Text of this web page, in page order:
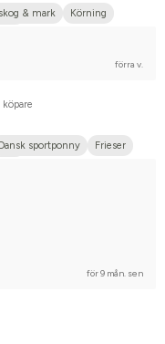
& mark
Körning
förra v.
Dansk sportponny
Frieser
för 9 mån. sen